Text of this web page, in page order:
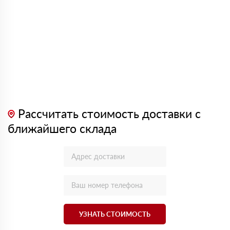
Рассчитать стоимость доставки с
ближайшего склада
УЗНАТЬ СТОИМОСТЬ